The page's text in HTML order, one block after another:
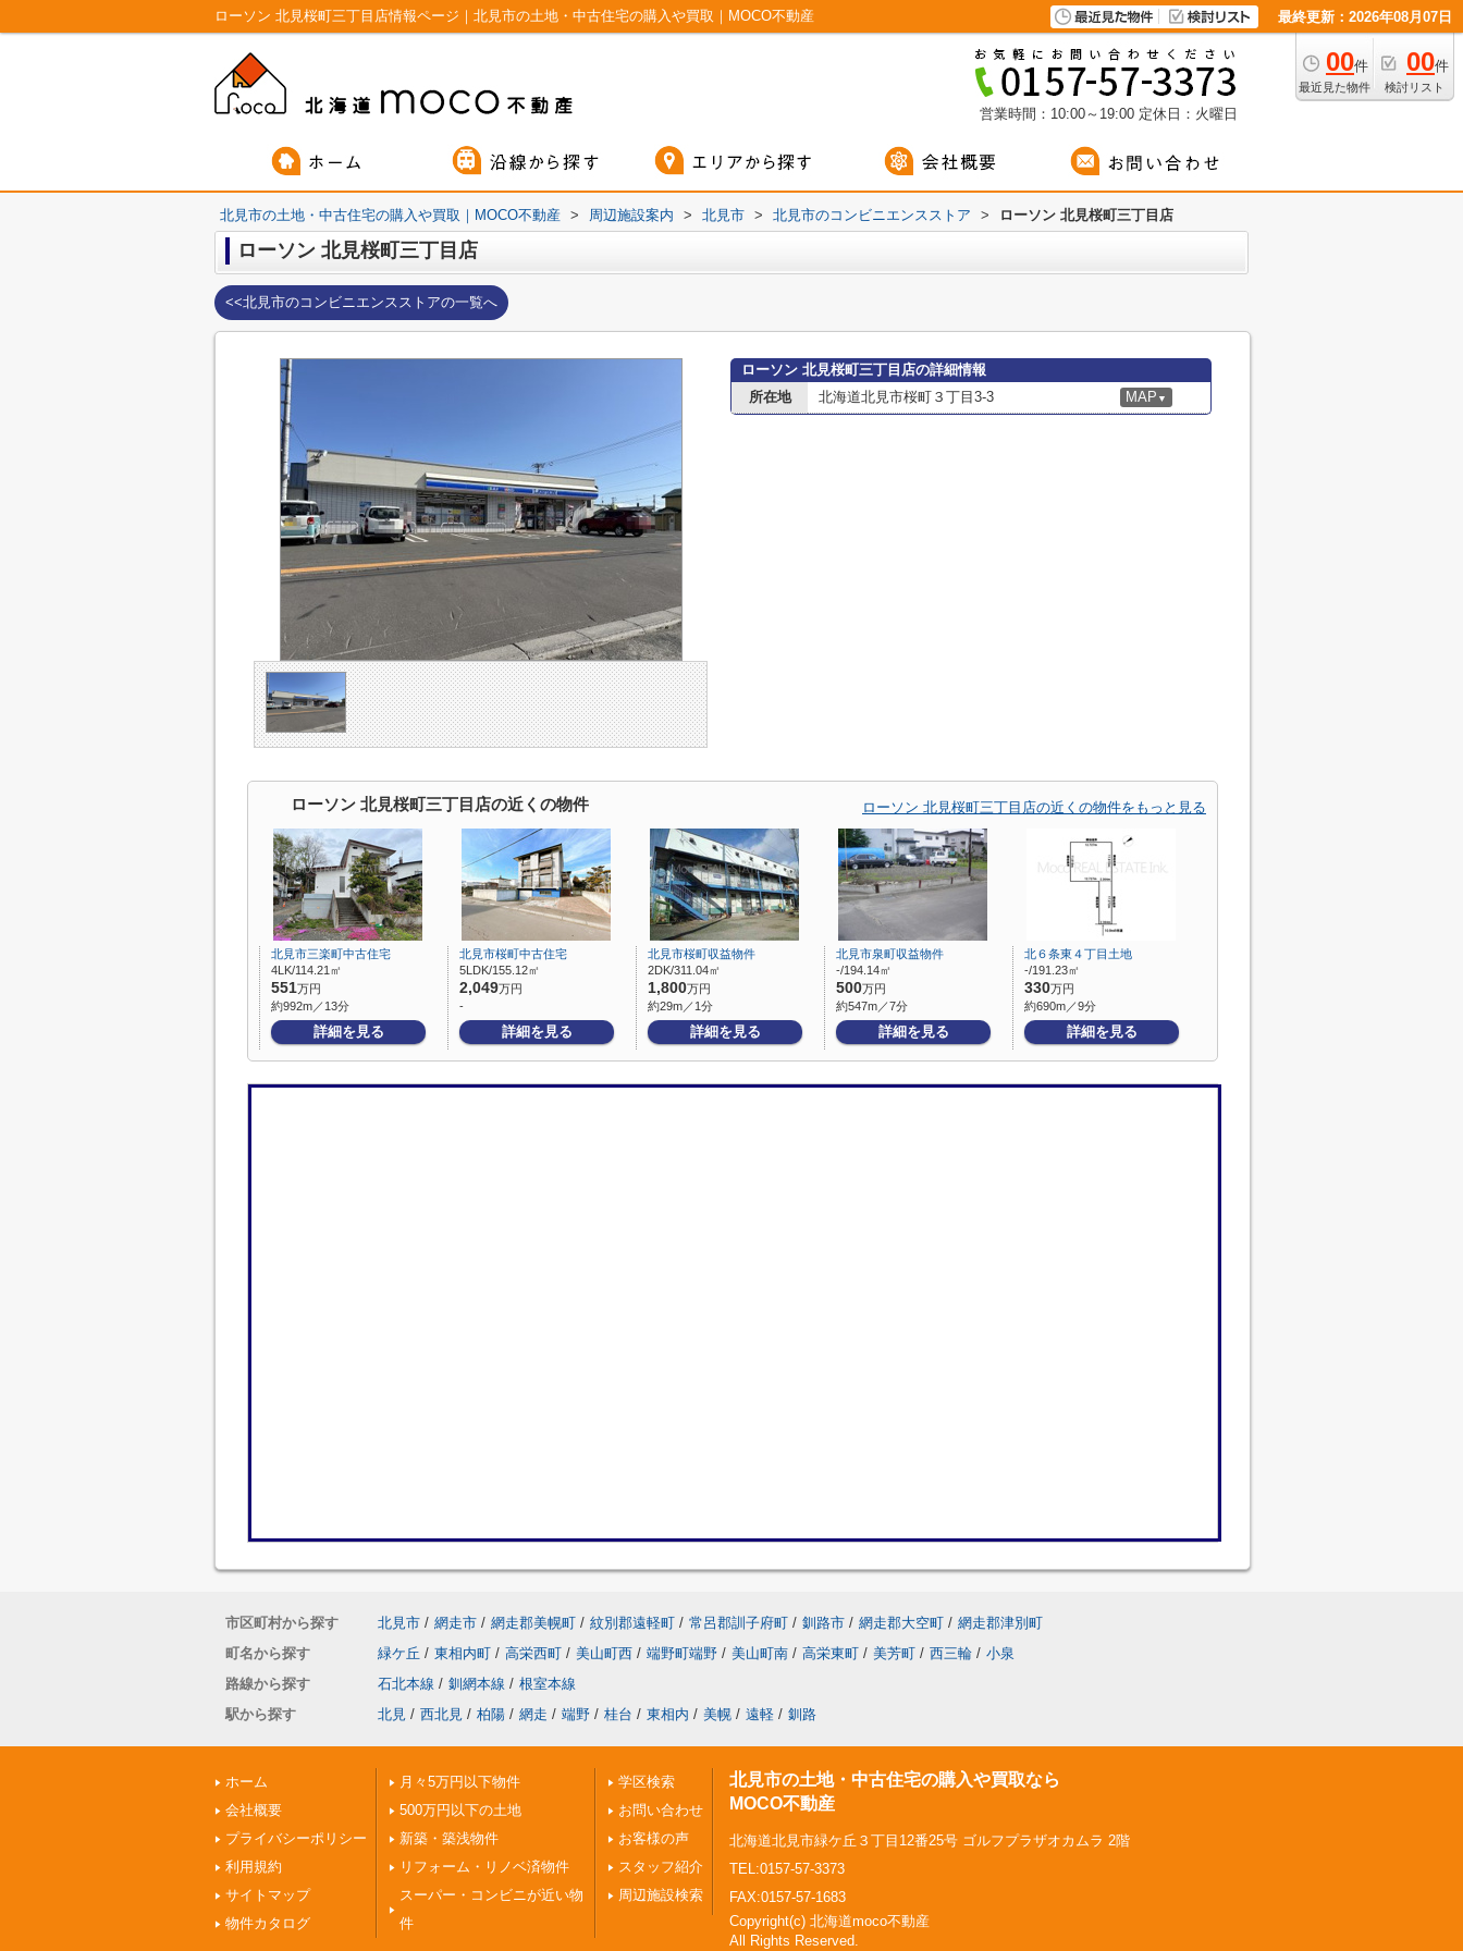
ローソン 北見桜町三丁目店情報ページ｜北見市の土地・中古住宅の購入や買取｜MOCO不動産 最終更新：2026年08月07日
00件
最近見た物件
00件
検討リスト
営業時間：10:00～19:00 定休日：火曜日
北見市の土地・中古住宅の購入や買取｜MOCO不動産 > 周辺施設案内 > 北見市 > 北見市のコンビニエンスストア > ローソン 北見桜町三丁目店
ローソン 北見桜町三丁目店
<<北見市のコンビニエンスストアの一覧へ
ローソン 北見桜町三丁目店の詳細情報
所在地
北海道北見市桜町３丁目3-3 MAP ▼
ローソン 北見桜町三丁目店の近くの物件 ローソン 北見桜町三丁目店の近くの物件をもっと見る
北見市三楽町中古住宅
4LK/114.21㎡
551万円
約992m／13分
詳細を見る
北見市桜町中古住宅
5LDK/155.12㎡
2,049万円
-
詳細を見る
北見市桜町収益物件
2DK/311.04㎡
1,800万円
約29m／1分
詳細を見る
北見市泉町収益物件
-/194.14㎡
500万円
約547m／7分
詳細を見る
北６条東４丁目土地
-/191.23㎡
330万円
約690m／9分
詳細を見る
市区町村から探す 北見市 / 網走市 / 網走郡美幌町 / 紋別郡遠軽町 / 常呂郡訓子府町 / 釧路市 / 網走郡大空町 / 網走郡津別町
町名から探す
緑ケ丘 / 東相内町 / 高栄西町 / 美山町西 / 端野町端野 / 美山町南 / 高栄東町 / 美芳町 / 西三輪 / 小泉
路線から探す
石北本線 / 釧網本線 / 根室本線
駅から探す
北見 / 西北見 / 柏陽 / 網走 / 端野 / 桂台 / 東相内 / 美幌 / 遠軽 / 釧路
ホーム
会社概要
プライバシーポリシー
利用規約
サイトマップ
物件カタログ
月々5万円以下物件
500万円以下の土地
新築・築浅物件
リフォーム・リノベ済物件
スーパー・コンビニが近い物
件
学区検索
お問い合わせ
お客様の声
スタッフ紹介
周辺施設検索
北見市の土地・中古住宅の購入や買取なら
MOCO不動産
北海道北見市緑ケ丘３丁目12番25号 ゴルフプラザオカムラ 2階
TEL:0157-57-3373
FAX:0157-57-1683
Copyright(c) 北海道moco不動産
All Rights Reserved.